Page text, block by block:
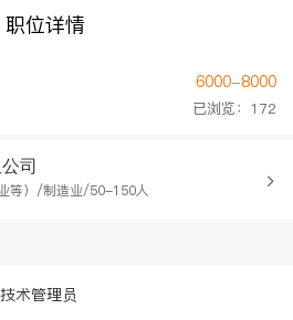
职位详情
6000-8000
已浏览：172
司
等）/制造业/50-150人
术管理员